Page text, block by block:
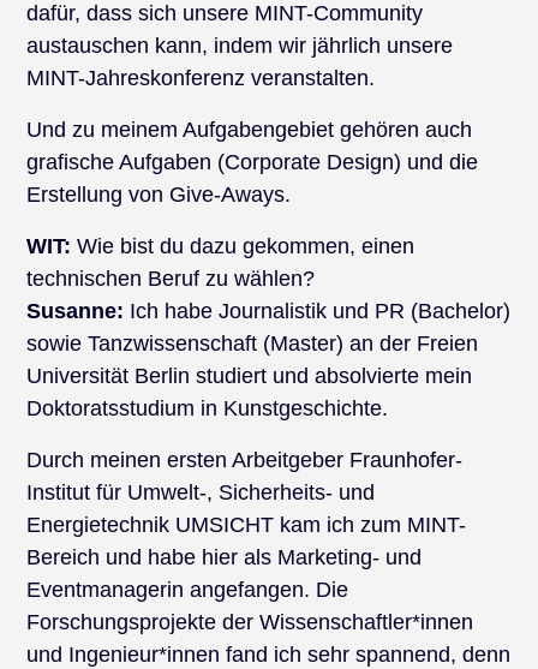
dafür, dass sich unsere MINT-Community
austauschen kann, indem wir jährlich unsere
MINT-Jahreskonferenz veranstalten.
Und zu meinem Aufgabengebiet gehören auch
grafische Aufgaben (Corporate Design) und die
Erstellung von Give-Aways.
WIT: Wie bist du dazu gekommen, einen
technischen Beruf zu wählen?
Susanne: Ich habe Journalistik und PR (Bachelor)
sowie Tanzwissenschaft (Master) an der Freien
Universität Berlin studiert und absolvierte mein
Doktoratsstudium in Kunstgeschichte.
Durch meinen ersten Arbeitgeber Fraunhofer-
Institut für Umwelt-, Sicherheits- und
Energietechnik UMSICHT kam ich zum MINT-
Bereich und habe hier als Marketing- und
Eventmanagerin angefangen. Die
Forschungsprojekte der Wissenschaftler*innen
und Ingenieur*innen fand ich sehr spannend, denn